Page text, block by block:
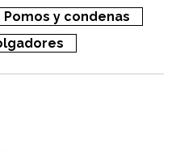
Pomos y condenas